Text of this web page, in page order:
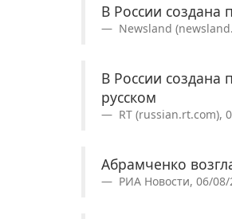
В России создана
Newsland
В России создана
русском
RT (russian.rt.com),
Абрамченко
РИА Новости, 06/08/